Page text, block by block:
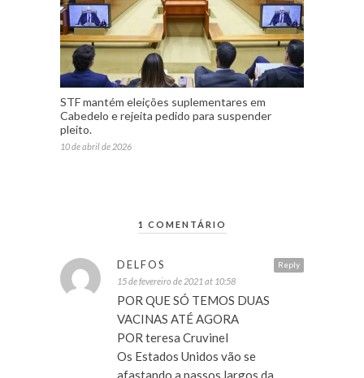
STF mantém eleições suplementares em
Cabedelo e rejeita pedido para suspender
pleito.
10 de abril de 2026
1 COMENTÁRIO
Reply
DELFOS
15 de fevereiro de 2021 at 10:58
POR QUE SÓ TEMOS DUAS
VACINAS ATÉ AGORA
POR teresa Cruvinel
Os Estados Unidos vão se
afastando a passos largos da